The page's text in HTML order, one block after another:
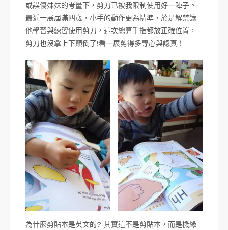
或誤傷妹妹的考量下，剪刀已被我限制使用好一陣子。
最近一展屆滿四歲，小手的動作更為精準，於是解禁讓
他學習與練習使用剪刀，這次總算手指都放正確位置，
剪刀也沒拿上下顛倒了!看一展剪得多專心與認真！
為什麼剪貼本是英文的? 其實這不是剪貼本，而是機緣